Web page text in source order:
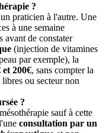
?
praticien à l'autre. Une
à une semaine
avant de constater
(injection de vitamines
par exemple), la
et 200€, sans compter la
ou secteur non
?
sauf à cette
consultation par un